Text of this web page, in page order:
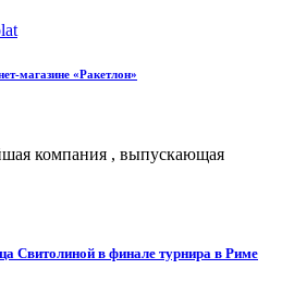
магазине «Ракетлон»
компания , выпускающая
Свитолиной в финале турнира в Риме